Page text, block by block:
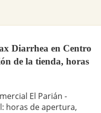
Diarrhea en Centro
de la tienda, horas
El Parián -
horas de apertura,